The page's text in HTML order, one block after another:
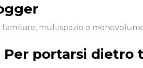
multispazio o
Per portarsi dietro